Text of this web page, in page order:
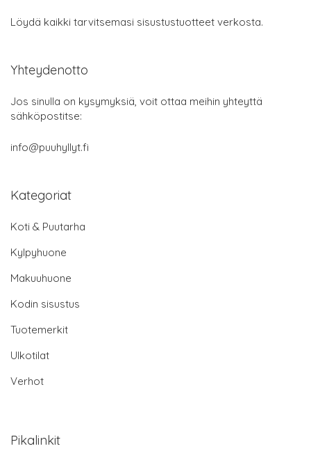
Löydä kaikki tarvitsemasi sisustustuotteet verkosta.
Yhteydenotto
Jos sinulla on kysymyksiä, voit ottaa meihin yhteyttä
sähköpostitse:
info@puuhyllyt.fi
Kategoriat
Koti & Puutarha
Kylpyhuone
Makuuhuone
Kodin sisustus
Tuotemerkit
Ulkotilat
Verhot
Pikalinkit